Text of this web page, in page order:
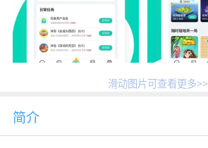
滑动图片可查看更多>>
简介